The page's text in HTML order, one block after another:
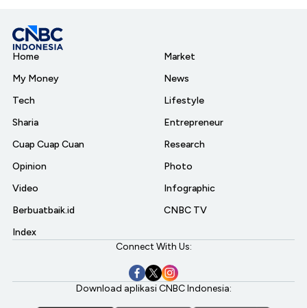
Home
My Money
Tech
Sharia
Cuap Cuap Cuan
Opinion
Video
Berbuatbaik.id
Index
Market
News
Lifestyle
Entrepreneur
Research
Photo
Infographic
CNBC TV
Connect With Us:
Download aplikasi CNBC Indonesia: